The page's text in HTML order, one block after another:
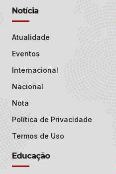
Notícia
Atualidade
Eventos
Internacional
Nacional
Nota
Política de Privacidade
Termos de Uso
Educação